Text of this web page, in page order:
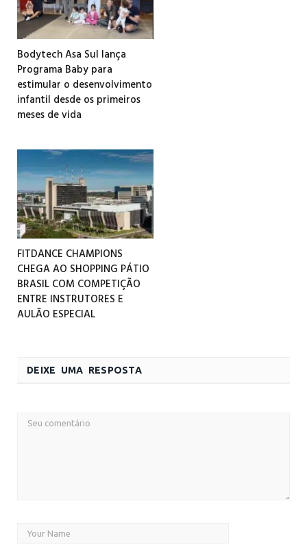
Bodytech Asa Sul lança
Programa Baby para
estimular o desenvolvimento
infantil desde os primeiros
meses de vida
FITDANCE CHAMPIONS
CHEGA AO SHOPPING PÁTIO
BRASIL COM COMPETIÇÃO
ENTRE INSTRUTORES E
AULÃO ESPECIAL
DEIXE UMA RESPOSTA